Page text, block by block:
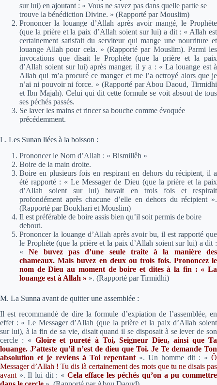
sur lui) en ajoutant : « Vous ne savez pas dans quelle partie se
trouve la bénédiction Divine. » (Rapporté par Mouslim)
Prononcer la louange d’Allah après avoir mangé, le Prophète
(que la prière et la paix d’Allah soient sur lui) a dit : « Allah est
certainement satisfait du serviteur qui mange une nourriture et
louange Allah pour cela. »(Rapporté par Mouslim). Parmi les
invocations que disait le Prophète (que la prière et la paix
d’Allah soient sur lui) après manger, il y a : « La louange est à
Allah qui m’a procuré ce manger et me l’a octroyé alors que je
n’ai ni pouvoir ni force. » (Rapporté par Abou Daoud, Tirmidhi
et Ibn Majah). Celui qui dit cette formule se voit absout de tous
ses péchés passés.
Se laver les mains et rincer sa bouche comme évoquée
précédemment.
L. Les Sunan liées à la boisson :
Prononcer le Nom d’Allah : « Bismillêh »
Boire de la main droite.
Boire en plusieurs fois en respirant en dehors du récipient, il a
été rapporté : « Le Messager de Dieu (que la prière et la paix
d’Allah soient sur lui) buvait en trois fois et respirait
profondément après chacune d’elle en dehors du récipient ».
(Rapporté par Boukhari et Mouslim)
Il est préférable de boire assis bien qu’il soit permis de boire
debout.
Prononcer la louange d’Allah après avoir bu, il est rapporté que
le Prophète (que la prière et la paix d’Allah soient sur lui) a dit :
«Ne buvez pas d’une seule traite à la manière des
chameaux. Mais buvez en deux ou trois fois. Prononcez le
nom de Dieu au moment de boire et dites à la fin : « La
louange est à Allah » ». (Rapporté par Tirmidhi)
M. La Sunna avant de quitter une assemblée :
Il est recommandé de dire la formule d’expiation de l’assemblée, en
effet : « Le Messager d’Allah (que la prière et la paix d’Allah soient
sur lui), à la fin de sa vie, disait quand il se disposait à se lever de son
cercle : «Gloire et pureté à Toi, Seigneur Dieu, ainsi que Ta
louange. J’atteste qu’il n’est de dieu que Toi. Je Te demande Ton
absolution et je reviens à Toi repentant ». Un homme dit : « Ô
Messager d’Allah ! Tu dis là certainement des mots que tu ne disais pas
avant ». Il lui dit : « Cela efface les péchés qu’on a pu commettre